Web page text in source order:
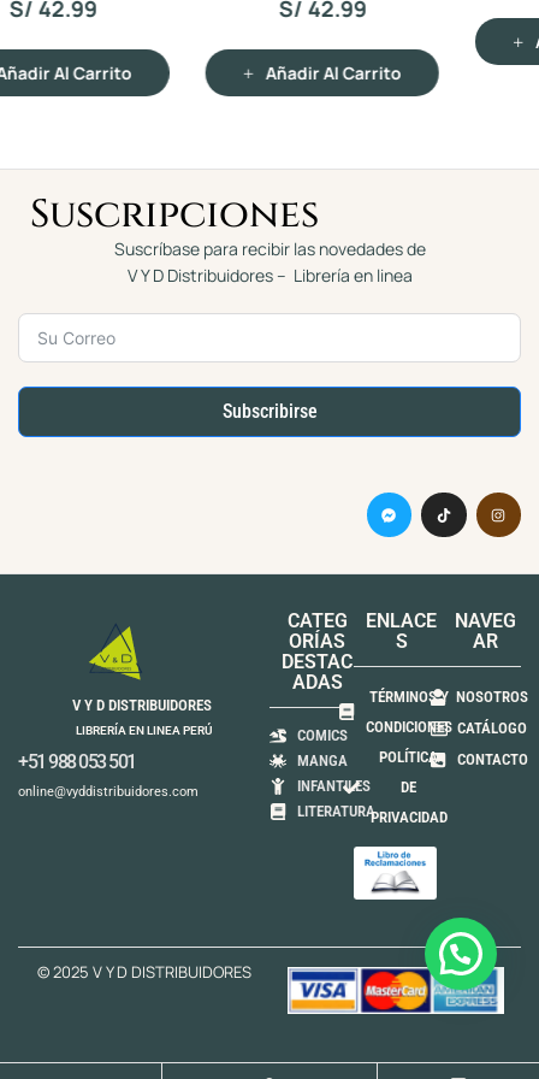
d
o
0
e
d
o
0
e
Añadir Al Carrito
Suscripciones
Suscríbase para recibir las novedades de
V Y D Distribuidores – Librería en linea
Subscribirse
V Y D DISTRIBUIDORES
LIBRERÍA EN LINEA PERÚ
+51 988 053 501
online@vyddistribuidores.com
CATEG
ORÍAS
DESTAC
ADAS
COMICS
MANGA
INFANTILES
LITERATURA
ENLACE
S
TÉRMINOS Y
CONDICIONES
POLÍTICA
DE
PRIVACIDAD
NAVEG
AR
NOSOTROS
CATÁLOGO
CONTACTO
© 2025 V Y D DISTRIBUIDORES